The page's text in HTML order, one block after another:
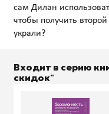
сам Дилан
чтобы получить
украли?
Входит в серию
скидок"